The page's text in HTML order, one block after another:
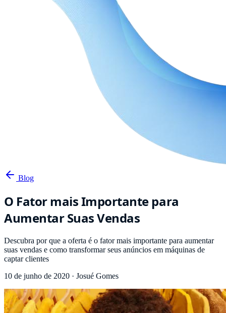
Blog
O Fator mais Importante para
Aumentar Suas Vendas
Descubra por que a oferta é o fator mais importante para aumentar
suas vendas e como transformar seus anúncios em máquinas de
captar clientes
10 de junho de 2020 · Josué Gomes